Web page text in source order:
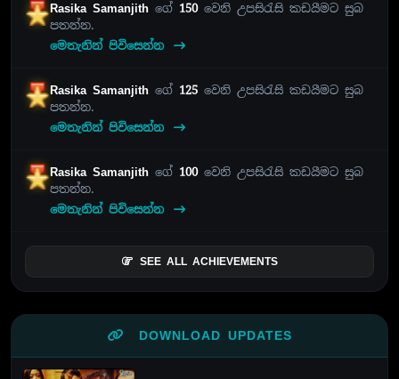
Rasika Samanjithගේ 150වෙනි උපසිරැසි කඩයීමට සුබ
පතන්න.
මෙතැනින් පිවිසෙන්න
Rasika Samanjithගේ 125 වෙනි උපසිරැසි කඩයීමට සුබ
පතන්න.
මෙතැනින් පිවිසෙන්න
Rasika Samanjithගේ 100වෙනි උපසිරැසි කඩයීමට සුබ
පතන්න.
මෙතැනින් පිවිසෙන්න
SEE ALL ACHIEVEMENTS
DOWNLOAD UPDATES